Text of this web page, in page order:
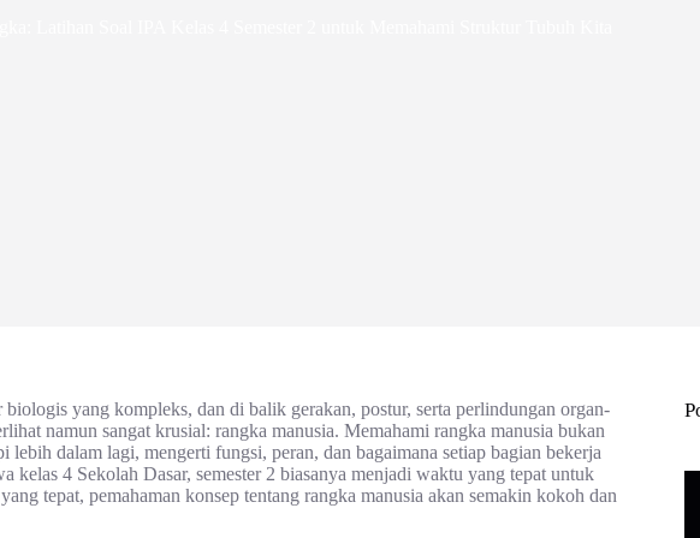
yang kompleks, dan di balik gerakan, postur, serta perlindungan organ-
namun sangat krusial: rangka manusia. Memahami rangka manusia bukan
lebih dalam lagi, mengerti fungsi, peran, dan bagaimana setiap bagian bekerja
kelas 4 Sekolah Dasar, semester 2 biasanya menjadi waktu yang tepat untuk
tepat, pemahaman konsep tentang rangka manusia akan semakin kokoh dan